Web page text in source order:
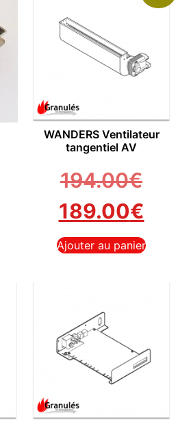
WANDERS Ventilateur
tangentiel AV
194.00€
189.00€
Ajouter au panier